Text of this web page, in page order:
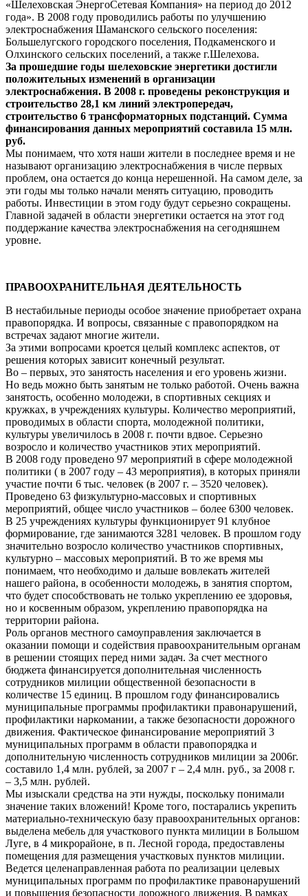
«Шелеховская ЭнергоСетевая Компания» на период до 2012
года». В 2008 году проводились работы по улучшению
электроснабжения Шаманского сельского поселения:
Большелугского городского поселения, Подкаменского и
Олхинского сельских поселений, а также г.Шелехова.
За прошедшие годы шелеховские энергетики достигли
положительных изменений в организации
электроснабжения. В 2008 г. проведены реконструкция и
строительство 28,1 км линий электропередач,
строительство 6 трансформаторных подстанций. Сумма
финансирования данных мероприятий составила 15 млн.
руб.
Мы понимаем, что хотя наши жители в последнее время и не
называют организацию электроснабжения в числе первых
проблем, она остается до конца нерешенной. На самом деле, за
эти годы мы только начали менять ситуацию, проводить
работы. Инвестиции в этом году будут серьезно сокращены.
Главной задачей в области энергетики остается на этот год
поддержание качества электроснабжения на сегодняшнем
уровне.
ПРАВООХРАНИТЕЛЬНАЯ ДЕЯТЕЛЬНОСТЬ
В нестабильные периоды особое значение приобретает охрана
правопорядка. И вопросы, связанные с правопорядком на
встречах задают многие жители.
За этими вопросами кроется целый комплекс аспектов, от
решения которых зависит конечный результат.
Во – первых, это занятость населения и его уровень жизни.
Но ведь можно быть занятым не только работой. Очень важна
занятость, особенно молодежи, в спортивных секциях и
кружках, в учреждениях культуры. Количество мероприятий,
проводимых в области спорта, молодежной политики,
культуры увеличилось в 2008 г. почти вдвое. Серьезно
возросло и количество участников этих мероприятий.
В 2008 году проведено 97 мероприятий в сфере молодежной
политики ( в 2007 году – 43 мероприятия), в которых приняли
участие почти 6 тыс. человек (в 2007 г. – 3520 человек).
Проведено 63 физкультурно-массовых и спортивных
мероприятий, общее число участников – более 6300 человек.
В 25 учреждениях культуры функционирует 91 клубное
формирование, где занимаются 3281 человек. В прошлом году
значительно возросло количество участников спортивных,
культурно – массовых мероприятий. В то же время мы
понимаем, что необходимо и дальше вовлекать жителей
нашего района, в особенности молодежь, в занятия спортом,
что будет способствовать не только укреплению ее здоровья,
но и косвенным образом, укреплению правопорядка на
территории района.
Роль органов местного самоуправления заключается в
оказании помощи и содействия правоохранительным органам
в решении стоящих перед ними задач. За счет местного
бюджета финансируется дополнительная численность
сотрудников милиции общественной безопасности в
количестве 15 единиц. В прошлом году финансировались
муниципальные программы профилактики правонарушений,
профилактики наркомании, а также безопасности дорожного
движения. Фактическое финансирование мероприятий 3
муниципальных программ в области правопорядка и
дополнительную численность сотрудников милиции за 2006г.
составило 1,4 млн. рублей, за 2007 г – 2,4 млн. руб., за 2008 г.
– 3,5 млн. рублей.
Мы изыскали средства на эти нужды, поскольку понимали
значение таких вложений! Кроме того, постарались укрепить
материально-техническую базу правоохранительных органов:
выделена мебель для участкового пункта милиции в Большом
Луге, в 4 микрорайоне, в п. Лесной города, предоставлены
помещения для размещения участковых пунктов милиции.
Ведется целенаправленная работа по реализации целевых
муниципальных программ по профилактике правонарушений
и повышения безопасности дорожного движения. В рамках